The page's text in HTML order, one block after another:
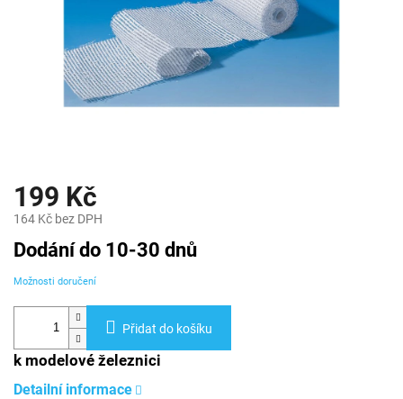
199 Kč
164 Kč bez DPH
Měrná
cena:
Dodání do 10-30 dnů
Možnosti doručení
Přidat do košíku
k modelové železnici
Detailní informace